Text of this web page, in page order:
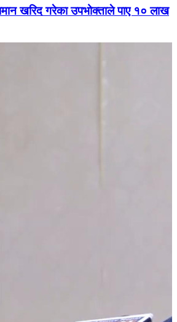
खरिद गरेका उपभोक्ताले पाए १० लाख